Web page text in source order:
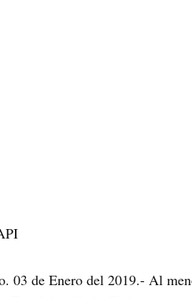
03 de Enero del 2019.- Al